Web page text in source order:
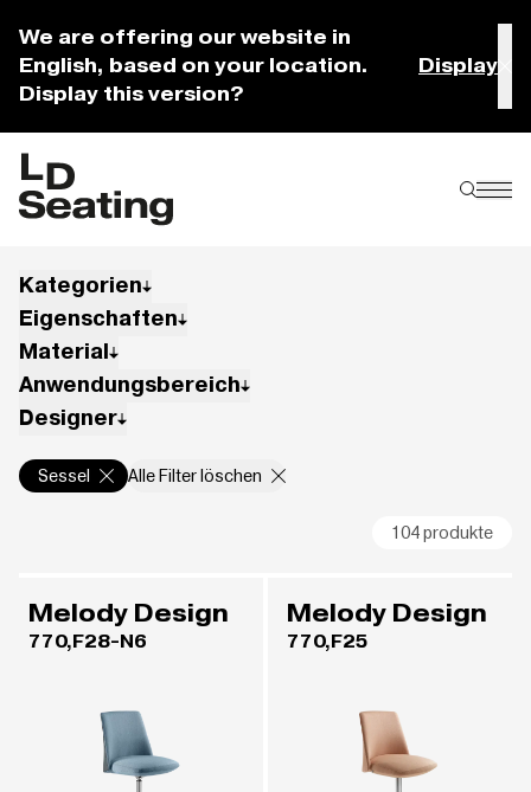
We are offering our website in
English, based on your location.
Display this version?
Display
Kategorien
Eigenschaften
Material
Anwendungsbereich
Designer
Sessel Alle Filter löschen
104 produkte
Melody Design
770,F28-N6
Melody Design
770,F25